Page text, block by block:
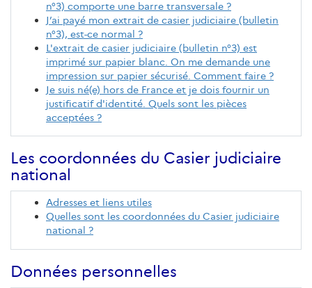
n°3) comporte une barre transversale ?
J’ai payé mon extrait de casier judiciaire (bulletin
n°3), est-ce normal ?
L'extrait de casier judiciaire (bulletin n°3) est
imprimé sur papier blanc. On me demande une
impression sur papier sécurisé. Comment faire ?
Je suis né(e) hors de France et je dois fournir un
justificatif d'identité. Quels sont les pièces
acceptées ?
Les coordonnées du Casier judiciaire
national
Adresses et liens utiles
Quelles sont les coordonnées du Casier judiciaire
national ?
Données personnelles